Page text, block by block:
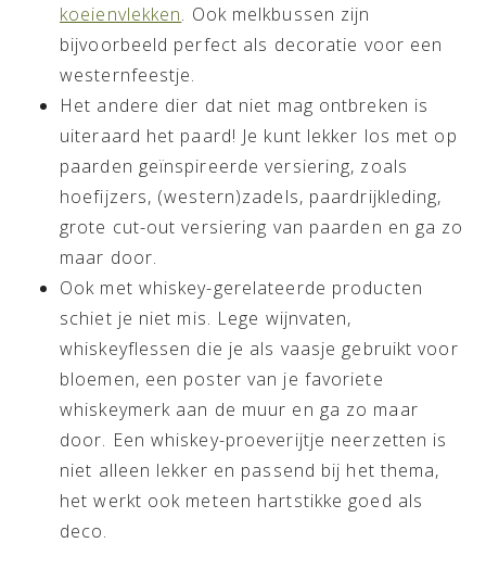
koeienvlekken. Ook melkbussen zijn
bijvoorbeeld perfect als decoratie voor een
westernfeestje.
Het andere dier dat niet mag ontbreken is
uiteraard het paard! Je kunt lekker los met op
paarden geïnspireerde versiering, zoals
hoefijzers, (western)zadels, paardrijkleding,
grote cut-out versiering van paarden en ga zo
maar door.
Ook met whiskey-gerelateerde producten
schiet je niet mis. Lege wijnvaten,
whiskeyflessen die je als vaasje gebruikt voor
bloemen, een poster van je favoriete
whiskeymerk aan de muur en ga zo maar
door. Een whiskey-proeverijtje neerzetten is
niet alleen lekker en passend bij het thema,
het werkt ook meteen hartstikke goed als
deco.